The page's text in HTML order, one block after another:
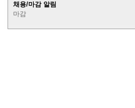
채용/마감 알림
마감